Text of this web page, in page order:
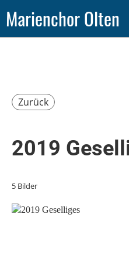
Marienchor Olten
Zurück
2019
5 Bilder